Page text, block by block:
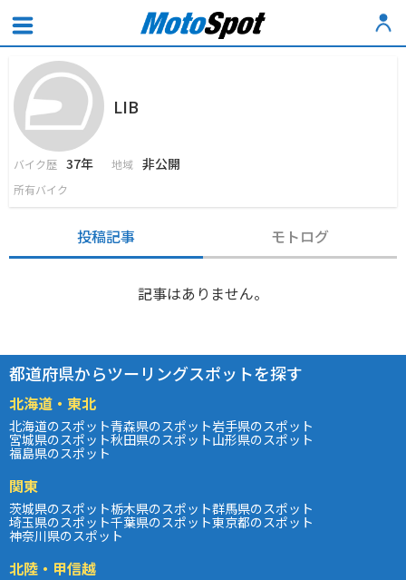
LIB
バイク歴 37年 地域 非公開
所有バイク
投稿記事 モトログ
記事はありません。
都道府県からツーリングスポットを探す
北海道・東北
北海道のスポット青森県のスポット岩手県のスポット
宮城県のスポット秋田県のスポット山形県のスポット
福島県のスポット
関東
茨城県のスポット栃木県のスポット群馬県のスポット
埼玉県のスポット千葉県のスポット東京都のスポット
神奈川県のスポット
北陸・甲信越